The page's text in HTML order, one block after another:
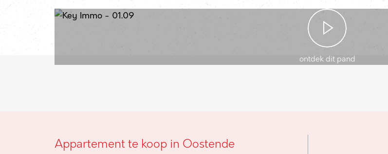
ontdek dit pand
Appartement te koop in Oostende